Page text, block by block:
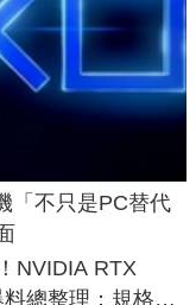
「不只是PC替代
NVIDIA RTX
總整理：規格、